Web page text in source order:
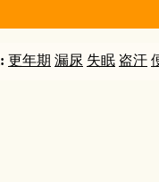
更年期 漏尿 失眠 盗汗